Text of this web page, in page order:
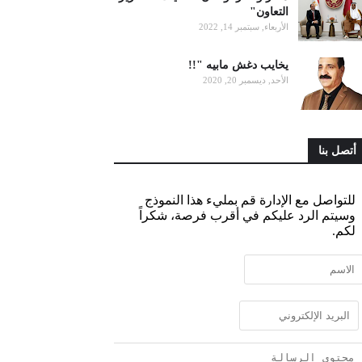
التعاون"
الأربعاء, سبتمبر 14, 2022
يخايب دغش مابيه "!!
الأحد, ديسمبر 20, 2020
أتصل بنا
للتواصل مع الإدارة قم بمليء هذا النموذج
وسيتم الرد عليكم في أقرب فرصة، شكراً
لكم.